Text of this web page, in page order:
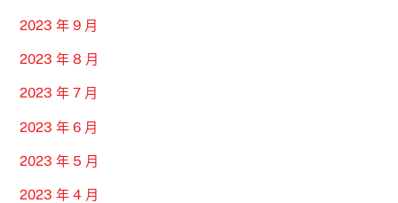
2023 年 9 月
2023 年 8 月
2023 年 7 月
2023 年 6 月
2023 年 5 月
2023 年 4 月